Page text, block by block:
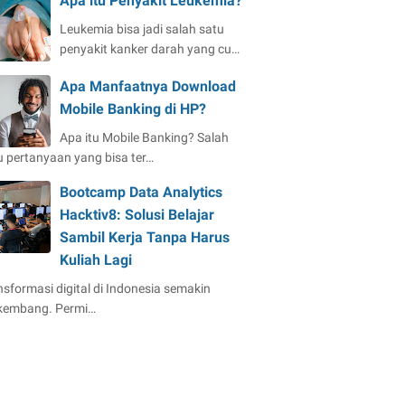
Leukemia bisa jadi salah satu
penyakit kanker darah yang cu…
Apa Manfaatnya Download
Mobile Banking di HP?
Apa itu Mobile Banking? Salah
pertanyaan yang bisa ter…
Bootcamp Data Analytics
Hacktiv8: Solusi Belajar
Sambil Kerja Tanpa Harus
Kuliah Lagi
digital di Indonesia semakin
Permi…